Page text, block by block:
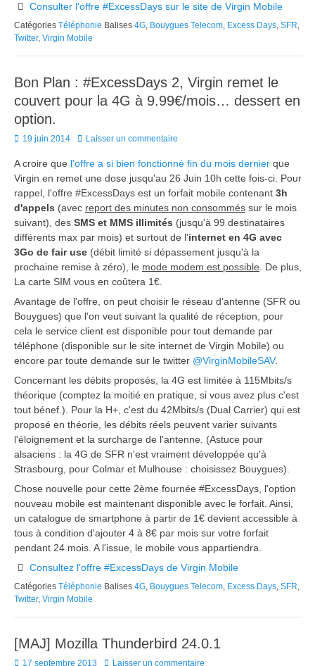
Consulter l'offre #ExcessDays sur le site de Virgin Mobile
Catégories Téléphonie Balises 4G, Bouygues Telecom, Excess Days, SFR,
Twitter, Virgin Mobile
Bon Plan : #ExcessDays 2, Virgin remet le
couvert pour la 4G à 9.99€/mois… dessert en
option.
Posted
19 juin 2014 Laisser un commentaire
A croire que l'offre a si bien fonctionné fin du mois dernier que
Virgin en remet une dose jusqu'au 26 Juin 10h cette fois-ci. Pour
rappel, l'offre #ExcessDays est un forfait mobile contenant 3h
d'appels (avec report des minutes non consommés sur le mois
suivant), des SMS et MMS illimités (jusqu'à 99 destinataires
différents max par mois) et surtout de l'internet en 4G avec
3Go de fair use (débit limité si dépassement jusqu'à la
prochaine remise à zéro), le mode modem est possible . De plus,
La carte SIM vous en coûtera 1€.
Avantage de l'offre, on peut choisir le réseau d'antenne (SFR ou
Bouygues) que l'on veut suivant la qualité de réception, pour
cela le service client est disponible pour tout demande par
téléphone (disponible sur le site internet de Virgin Mobile) ou
encore par toute demande sur le twitter @VirginMobileSAV.
Concernant les débits proposés, la 4G est limitée à 115Mbits/s
théorique (comptez la moitié en pratique, si vous avez plus c'est
tout bénef.). Pour la H+, c'est du 42Mbits/s (Dual Carrier) qui est
proposé en théorie, les débits réels peuvent varier suivants
l'éloignement et la surcharge de l'antenne. (Astuce pour
alsaciens : la 4G de SFR n'est vraiment développée qu'à
Strasbourg, pour Colmar et Mulhouse : choisissez Bouygues).
Chose nouvelle pour cette 2ème fournée #ExcessDays, l'option
nouveau mobile est maintenant disponible avec le forfait. Ainsi,
un catalogue de smartphone à partir de 1€ devient accessible à
tous à condition d'ajouter 4 à 8€ par mois sur votre forfait
pendant 24 mois. A l'issue, le mobile vous appartiendra.
Consultez l'offre #ExcessDays de Virgin Mobile
Catégories Téléphonie Balises 4G, Bouygues Telecom, Excess Days, SFR,
Twitter, Virgin Mobile
[MAJ] Mozilla Thunderbird 24.0.1
Posted
17 septembre 2013 Laisser un commentaire